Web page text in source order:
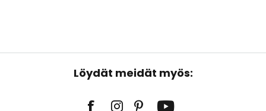
Löydät meidät myös: